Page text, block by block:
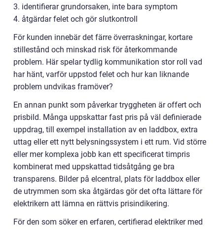
3. identifierar grundorsaken, inte bara symptom
4. åtgärdar felet och gör slutkontroll
För kunden innebär det färre överraskningar, kortare
stillestånd och minskad risk för återkommande
problem. Här spelar tydlig kommunikation stor roll vad
har hänt, varför uppstod felet och hur kan liknande
problem undvikas framöver?
En annan punkt som påverkar tryggheten är offert och
prisbild. Många uppskattar fast pris på väl definierade
uppdrag, till exempel installation av en laddbox, extra
uttag eller ett nytt belysningssystem i ett rum. Vid större
eller mer komplexa jobb kan ett specificerat timpris
kombinerat med uppskattad tidsåtgång ge bra
transparens. Bilder på elcentral, plats för laddbox eller
de utrymmen som ska åtgärdas gör det ofta lättare för
elektrikern att lämna en rättvis prisindikering.
För den som söker en erfaren, certifierad elektriker med